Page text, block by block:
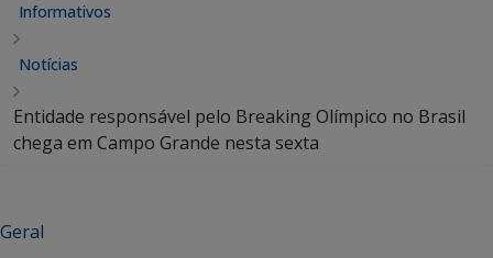
Informativos
Notícias
Entidade responsável pelo Breaking Olímpico no Brasil
chega em Campo Grande nesta sexta
Geral